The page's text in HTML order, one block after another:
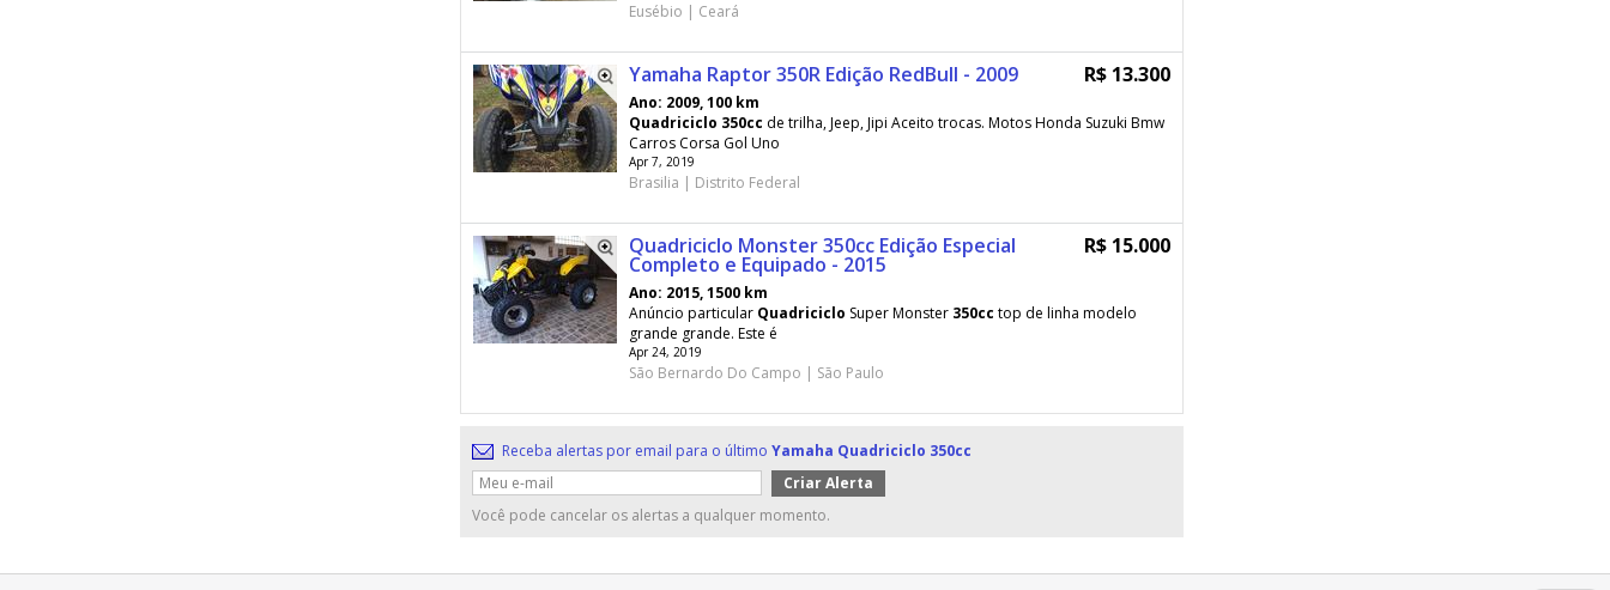
Eusébio | Ceará
Yamaha Raptor 350R Edição RedBull - 2009 R$ 13.300
Ano: 2009, 100 km
Quadriciclo 350cc de trilha, Jeep, Jipi Aceito trocas. Motos Honda Suzuki Bmw
Carros Corsa Gol Uno
Apr 7, 2019
Brasilia | Distrito Federal
Quadriciclo Monster 350cc Edição Especial
Completo e Equipado - 2015
R$ 15.000
Ano: 2015, 1500 km
Anúncio particular Quadriciclo Super Monster 350cc top de linha modelo
grande grande. Este é
Apr 24, 2019
São Bernardo Do Campo | São Paulo
Receba alertas por email para o último Yamaha Quadriciclo 350cc
Você pode cancelar os alertas a qualquer momento.